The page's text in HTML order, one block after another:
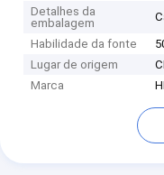
Detalhes da
embalagem
Habilidade da fonte
Lugar de origem
Marca